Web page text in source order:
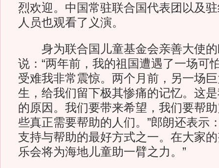
烈欢迎。中国常驻联合国代表团以及
人员也观看了义演。
身为联合国儿童基金会亲善大使的
说：“两年前，我的祖国遭遇了一场可
受难我非常震惊。两个月前，另一场
生，给我们留下极其惨痛的记忆。这
的原因。我们要带来希望，我们要帮
些真正需要帮助的人们。”郎朗还表示
支持与帮助的最好方式之一。在大家
乐会将为海地儿童助一臂之力。”